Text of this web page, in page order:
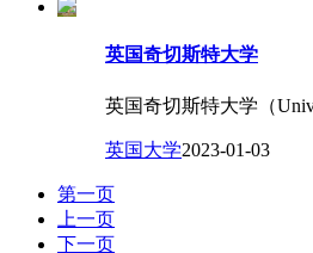
英国奇切斯特大学
英国奇切斯特大学（
英国大学2023-01-03
第一页
上一页
下一页